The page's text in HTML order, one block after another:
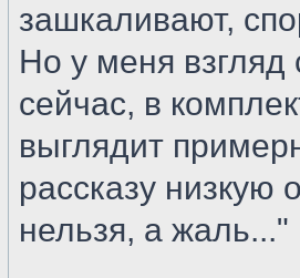
зашкаливают,
Но у меня
сейчас, в
выглядит
рассказу низкую
нельзя, а жаль..."